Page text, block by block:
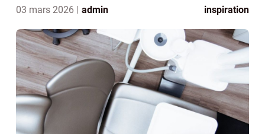
03 mars 2026 admin inspiration